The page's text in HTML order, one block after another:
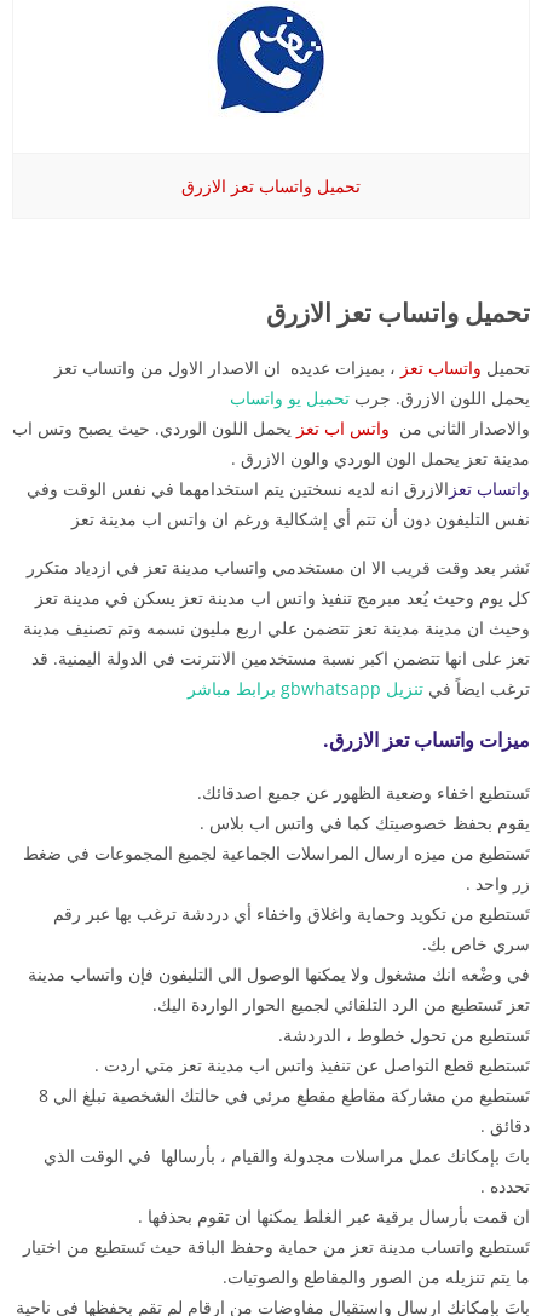
تحميل واتساب تعز الازرق
تحميل واتساب تعز الازرق
تحميل واتساب تعز ، بميزات عديده ان الاصدار الاول من واتساب تعز
يحمل اللون الازرق. جرب تحميل يو واتساب
والاصدار الثاني من واتس اب تعز يحمل اللون الوردي. حيث يصبح وتس اب
مدينة تعز يحمل الون الوردي والون الازرق .
واتساب تعز الازرق انه لديه نسختين يتم استخدامهما في نفس الوقت وفي
نفس التليفون دون أن تتم أي إشكالية ورغم ان واتس اب مدينة تعز
نَشر بعد وقت قريب الا ان مستخدمي واتساب مدينة تعز في ازدياد متكرر
كل يوم وحيث يُعد مبرمج تنفيذ واتس اب مدينة تعز يسكن في مدينة تعز
وحيث ان مدينة مدينة تعز تتضمن علي اربع مليون نسمه وتم تصنيف مدينة
تعز على انها تتضمن اكبر نسبة مستخدمين الانترنت في الدولة اليمنية. قد
ترغب ايضاً في تنزيل gbwhatsapp برابط مباشر
ميزات واتساب تعز الازرق.
تَستطيع اخفاء وضعية الظهور عن جميع اصدقائك.
يقوم بحفظ خصوصيتك كما في واتس اب بلاس .
تَستطيع من ميزه ارسال المراسلات الجماعية لجميع المجموعات في ضغط
زر واحد .
تَستطيع من تكويد وحماية واغلاق واخفاء أي دردشة ترغب بها عبر رقم
سري خاص بك.
في وضْعه انك مشغول ولا يمكنها الوصول الي التليفون فإن واتساب مدينة
تعز تَستطيع من الرد التلقائي لجميع الحوار الواردة اليك.
تَستطيع من تحول خطوط ، الدردشة.
تَستطيع قطع التواصل عن تنفيذ واتس اب مدينة تعز متي اردت .
تَستطيع من مشاركة مقاطع مقطع مرئي في حالتك الشخصية تبلغ الي 8
دقائق .
باتَ بإمكانك عمل مراسلات مجدولة والقيام ، بأرسالها في الوقت الذي
تحدده .
ان قمت بأرسال برقية عبر الغلط يمكنها ان تقوم بحذفها .
تَستطيع واتساب مدينة تعز من حماية وحفظ الباقة حيث تَستطيع من اختيار
ما يتم تنزيله من الصور والمقاطع والصوتيات.
باتَ بإمكانك ارسال واستقبال مفاوضات من ارقام لم تقم بحفظها في ناحية